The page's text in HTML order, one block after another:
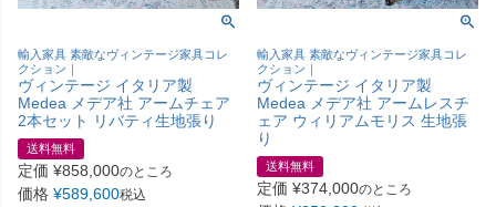
輸入家具 素敵なヴィンテージ家具コレ
クション｜
ヴィンテージ イタリア製
Medea メデア社 アームチェア
2本セット リバティ生地張り
送料無料
定価 ¥858,000のところ
価格 ¥589,600税込
輸入家具 素敵なヴィンテージ家具コレ
クション｜
ヴィンテージ イタリア製
Medea メデア社 アームレスチ
ェア ウィリアムモリス 生地張
り
送料無料
定価 ¥374,000のところ